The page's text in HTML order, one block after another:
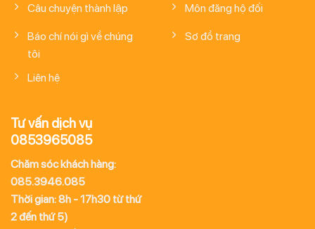
Câu chuyện thành lập
Báo chí nói gì về chúng
tôi
Liên hệ
Môn đăng hộ đối
Sơ đồ trang
Tư vấn dịch vụ
0853965085
Chăm sóc khách hàng:
085.3946.085
Thời gian: 8h - 17h30 từ thứ
2 đến thứ 5)